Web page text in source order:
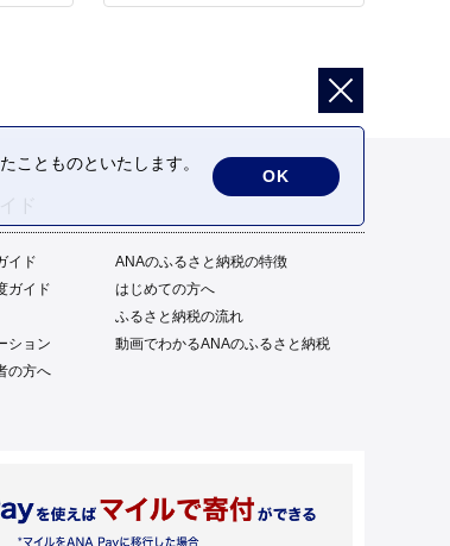
ド
イド
ANAのふるさと納税の特徴
ガイド
はじめての方へ
ふるさと納税の流れ
ション
動画でわかるANAのふるさと納税
の方へ
ことものといたします。
OK